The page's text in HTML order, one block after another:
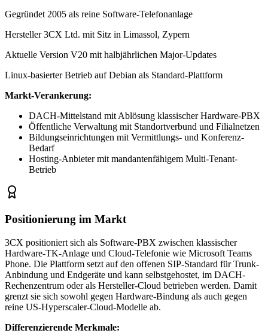
Gegründet 2005 als reine Software-Telefonanlage
Hersteller 3CX Ltd. mit Sitz in Limassol, Zypern
Aktuelle Version V20 mit halbjährlichen Major-Updates
Linux-basierter Betrieb auf Debian als Standard-Plattform
Markt-Verankerung:
DACH-Mittelstand mit Ablösung klassischer Hardware-PBX
Öffentliche Verwaltung mit Standortverbund und Filialnetzen
Bildungseinrichtungen mit Vermittlungs- und Konferenz-
Bedarf
Hosting-Anbieter mit mandantenfähigem Multi-Tenant-
Betrieb
Positionierung im Markt
3CX positioniert sich als Software-PBX zwischen klassischer
Hardware-TK-Anlage und Cloud-Telefonie wie Microsoft Teams
Phone. Die Plattform setzt auf den offenen SIP-Standard für Trunk-
Anbindung und Endgeräte und kann selbstgehostet, im DACH-
Rechenzentrum oder als Hersteller-Cloud betrieben werden. Damit
grenzt sie sich sowohl gegen Hardware-Bindung als auch gegen
reine US-Hyperscaler-Cloud-Modelle ab.
Differenzierende Merkmale: